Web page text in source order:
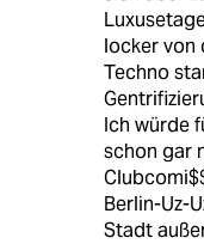
locker von
Techno
Ich würde
schon gar
Berlin-Uz-
Stadt